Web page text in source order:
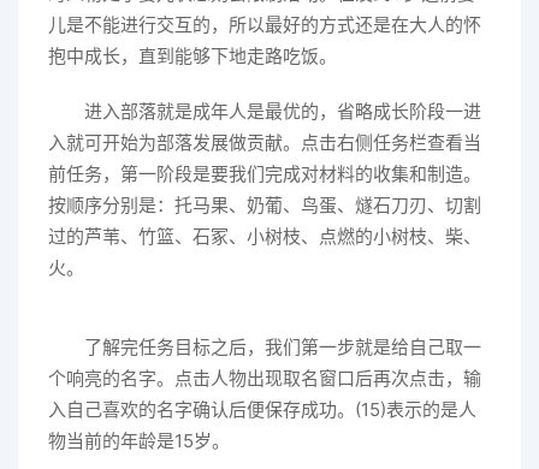
儿是不能进行交互的，所以最好的方式还是在大人的怀
抱中成长，直到能够下地走路吃饭。
进入部落就是成年人是最优的，省略成长阶段一进
入就可开始为部落发展做贡献。点击右侧任务栏查看当
前任务，第一阶段是要我们完成对材料的收集和制造。
按顺序分别是：托马果、奶葡、鸟蛋、燧石刀刃、切割
过的芦苇、竹篮、石冢、小树枝、点燃的小树枝、柴、
火。
了解完任务目标之后，我们第一步就是给自己取一
个响亮的名字。点击人物出现取名窗口后再次点击，输
入自己喜欢的名字确认后便保存成功。(15)表示的是人
物当前的年龄是15岁。